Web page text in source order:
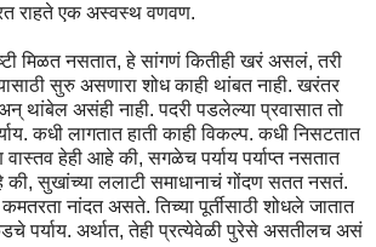
राहते एक अस्वस्थ वणवण.
मिळत नसतात, हे सांगणं कितीही खरं असलं, तरी
सुरु असणारा शोध काही थांबत नाही. खरंतर
थांबेल असंही नाही. पदरी पडलेल्या प्रवासात तो
कधी लागतात हाती काही विकल्प. कधी निसटतात
हेही आहे की, सगळेच पर्याय पर्याप्त नसतात
सुखांच्या ललाटी समाधानाचं गोंदण सतत नसतं.
नांदत असते. तिच्या पूर्तीसाठी शोधले जातात
पर्याय. अर्थात, तेही प्रत्येवेळी पुरेसे असतीलच असं